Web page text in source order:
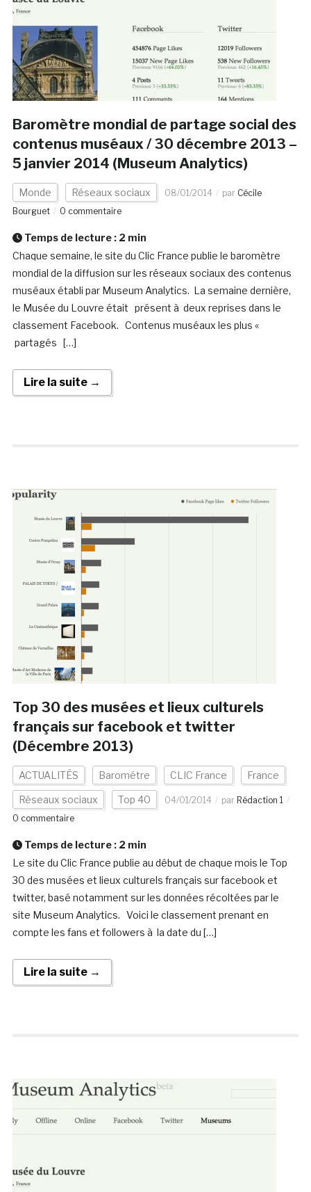
Baromètre mondial de partage social des
contenus muséaux / 30 décembre 2013 –
5 janvier 2014 (Museum Analytics)
Monde Réseaux sociaux 08/01/2014 par Cécile
Bourguet
0 commentaire
Temps de lecture : 2 min
Chaque semaine, le site du Clic France publie le baromètre
mondial de la diffusion sur les réseaux sociaux des contenus
muséaux établi par Museum Analytics. La semaine dernière,
le Musée du Louvre était présent à deux reprises dans le
classement Facebook. Contenus muséaux les plus «
partagés […]
Lire la suite →
Top 30 des musées et lieux culturels
français sur facebook et twitter
(Décembre 2013)
ACTUALITÉS Barométre CLIC France France
Réseaux sociaux Top 40 04/01/2014 par Rédaction 1
0 commentaire
Temps de lecture : 2 min
Le site du Clic France publie au début de chaque mois le Top
30 des musées et lieux culturels français sur facebook et
twitter, basé notamment sur les données récoltées par le
site Museum Analytics. Voici le classement prenant en
compte les fans et followers à la date du […]
Lire la suite →